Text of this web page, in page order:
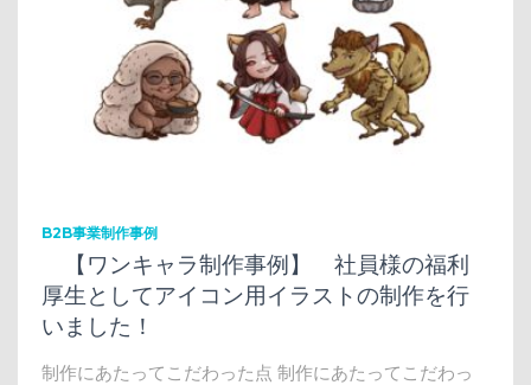
B2B事業制作事例
【ワンキャラ制作事例】 社員様の福利
厚生としてアイコン用イラストの制作を行
いました！
制作にあたってこだわった点 制作にあたってこだわっ